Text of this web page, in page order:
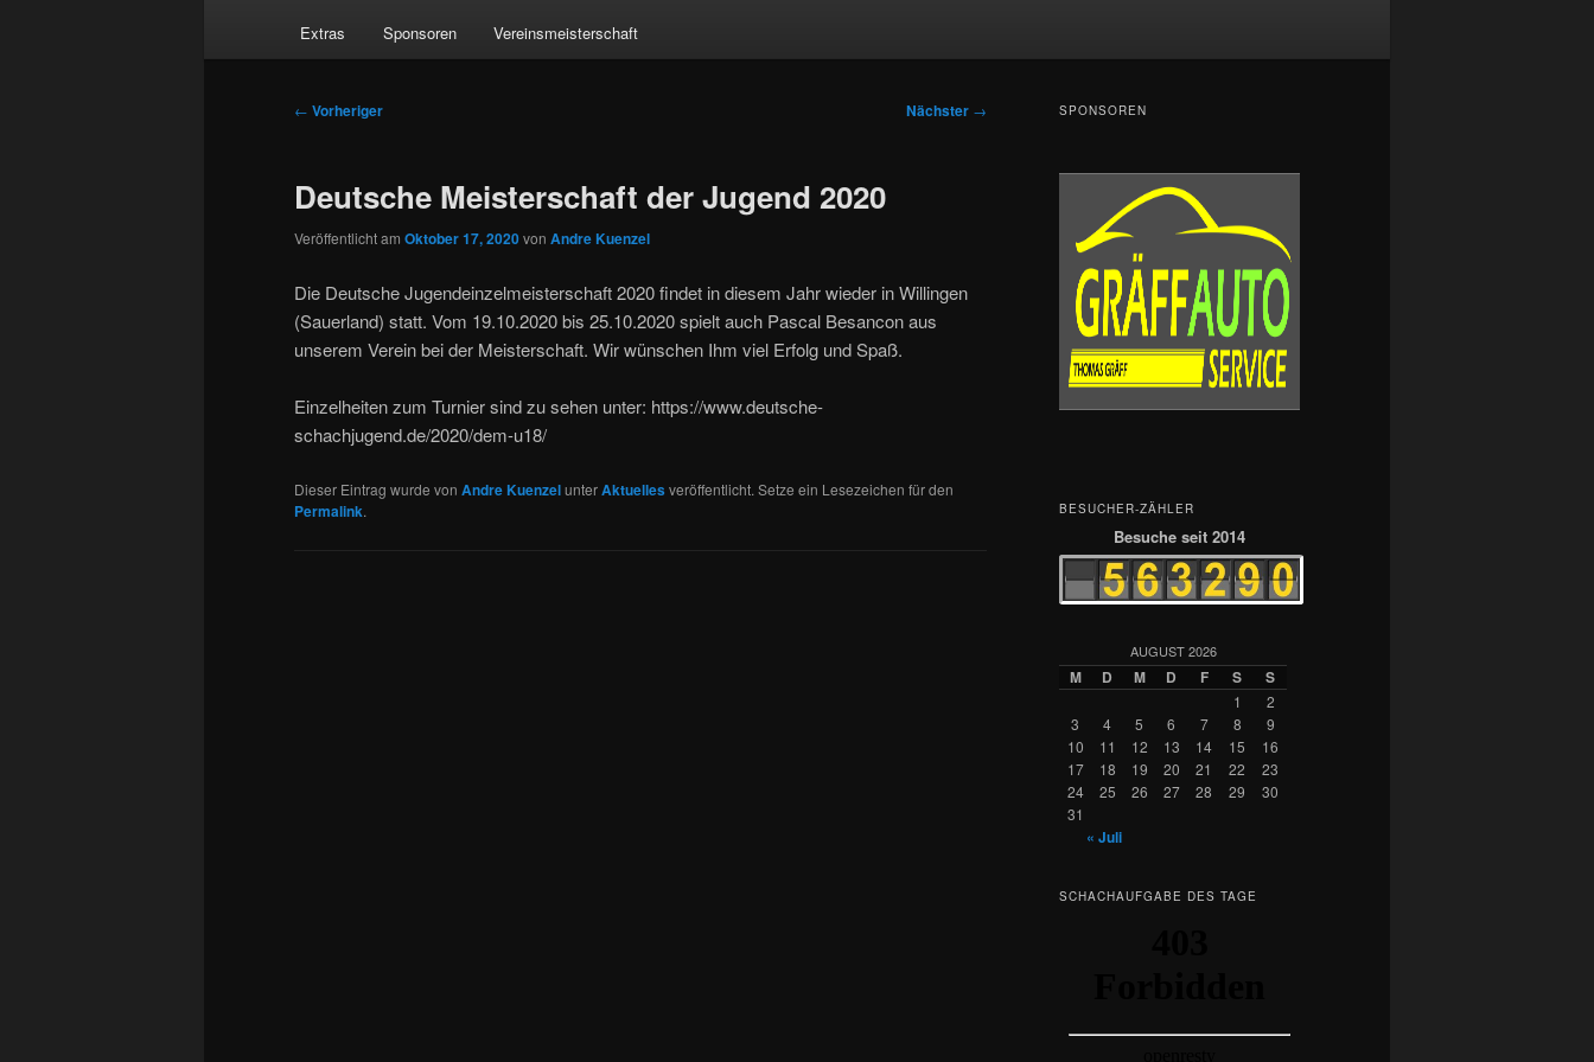
Extras Sponsoren Vereinsmeisterschaft
Beitragsnavigation
← Vorheriger Nächster →
Deutsche Meisterschaft der Jugend 2020
Veröffentlicht am Oktober 17, 2020von Andre Kuenzel
Die Deutsche Jugendeinzelmeisterschaft 2020 findet in diesem Jahr wieder in Willingen
(Sauerland) statt. Vom 19.10.2020 bis 25.10.2020 spielt auch Pascal Besancon aus
unserem Verein bei der Meisterschaft. Wir wünschen Ihm viel Erfolg und Spaß.
Einzelheiten zum Turnier sind zu sehen unter: https://www.deutsche-
schachjugend.de/2020/dem-u18/
Dieser Eintrag wurde von Andre KuenzelunterAktuellesveröffentlicht. Setze ein Lesezeichen für den
Permalink.
SPONSOREN
BESUCHER-ZÄHLER
Besuche seit 2014
AUGUST 2026
M D M D F S S
1
2
3
4 5 6 7 8
9
10
11 12 13 14 15
16
17
18 19 20 21 22
23
24
25 26 27 28 29
30
31
« Juli
SCHACHAUFGABE DES TAGE